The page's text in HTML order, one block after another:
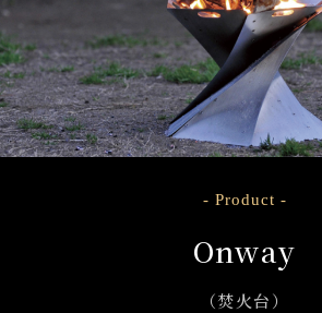
- Product -
Onway
（焚火台）